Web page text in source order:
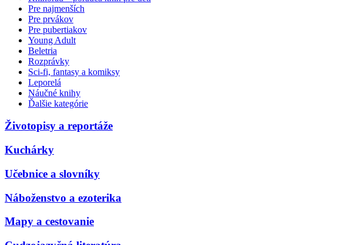
Pre najmenších
Pre prvákov
Pre pubertiakov
Young Adult
Beletria
Rozprávky
Sci-fi, fantasy a komiksy
Leporelá
Náučné knihy
Ďalšie kategórie
Životopisy a reportáže
Kuchárky
Učebnice a slovníky
Náboženstvo a ezoterika
Mapy a cestovanie